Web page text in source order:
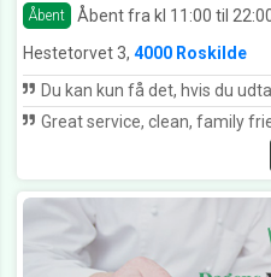
Åbent Åbent fra kl 11:00 til
Hestetorvet 3, 4000 Roskilde
Du kan kun få det, hvis du udtaler det rigtigt!!! Fed humor.
Great service, clean, family friendly. Is